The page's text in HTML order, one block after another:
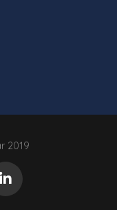
2019